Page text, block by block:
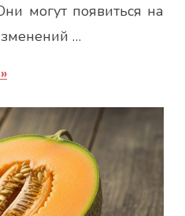
могут появиться на
…